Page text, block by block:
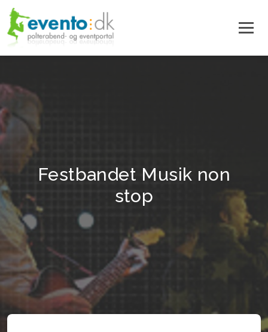
Festbandet Musik non
stop